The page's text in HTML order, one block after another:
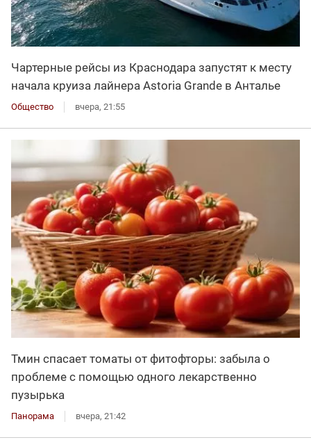
Чартерные рейсы из Краснодара запустят к месту
начала круиза лайнера Astoria Grande в Анталье
Общество вчера, 21:55
Тмин спасает томаты от фитофторы: забыла о
проблеме с помощью одного лекарственно
пузырька
Панорама вчера, 21:42